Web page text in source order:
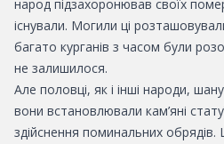
народ підзахоронював своїх
існували. Могили ці
багато курганів з часом були
не залишилося.
Але половці, як і інші народи,
вони встановлювали кам’яні
здійснення поминальних обрядів.